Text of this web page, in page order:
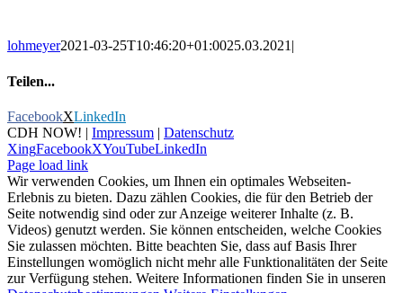
lohmeyer2021-03-25T10:46:20+01:0025.03.2021|
Teilen...
FacebookXLinkedIn
CDH NOW! | Impressum | Datenschutz
XingFacebookXYouTubeLinkedIn
Page load link
Wir verwenden Cookies, um Ihnen ein optimales Webseiten-
Erlebnis zu bieten. Dazu zählen Cookies, die für den Betrieb der
Seite notwendig sind oder zur Anzeige weiterer Inhalte (z. B.
Videos) genutzt werden. Sie können entscheiden, welche Cookies
Sie zulassen möchten. Bitte beachten Sie, dass auf Basis Ihrer
Einstellungen womöglich nicht mehr alle Funktionalitäten der Seite
zur Verfügung stehen. Weitere Informationen finden Sie in unseren